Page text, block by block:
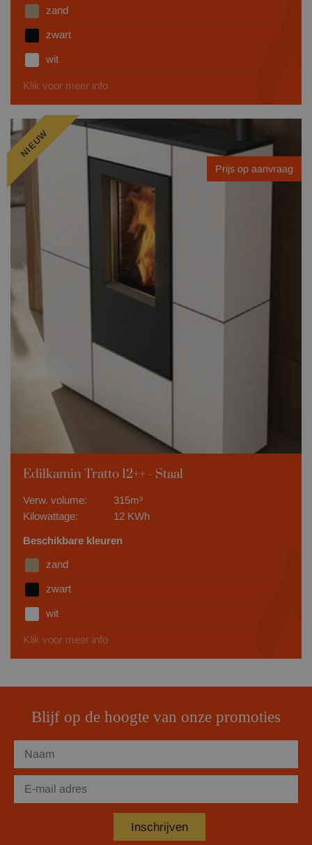
zand
zwart
wit
Klik voor meer info
NIEUW
Prijs op aanvraag
Edilkamin Tratto 12++ - Staal
Verw. volume:
315m³
Kilowattage:
12 KWh
Beschikbare kleuren
zand
zwart
wit
Klik voor meer info
Blijf op de hoogte van onze promoties